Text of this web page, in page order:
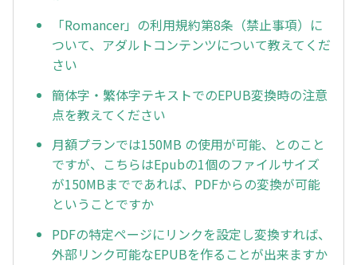
「Romancer」の利用規約第8条（禁止事項）に
ついて、アダルトコンテンツについて教えてくだ
さい
簡体字・繁体字テキストでのEPUB変換時の注意
点を教えてください
月額プランでは150MB の使用が可能、とのこと
ですが、こちらはEpubの1個のファイルサイズ
が150MBまでであれば、PDFからの変換が可能
ということですか
PDFの特定ページにリンクを設定し変換すれば、
外部リンク可能なEPUBを作ることが出来ますか